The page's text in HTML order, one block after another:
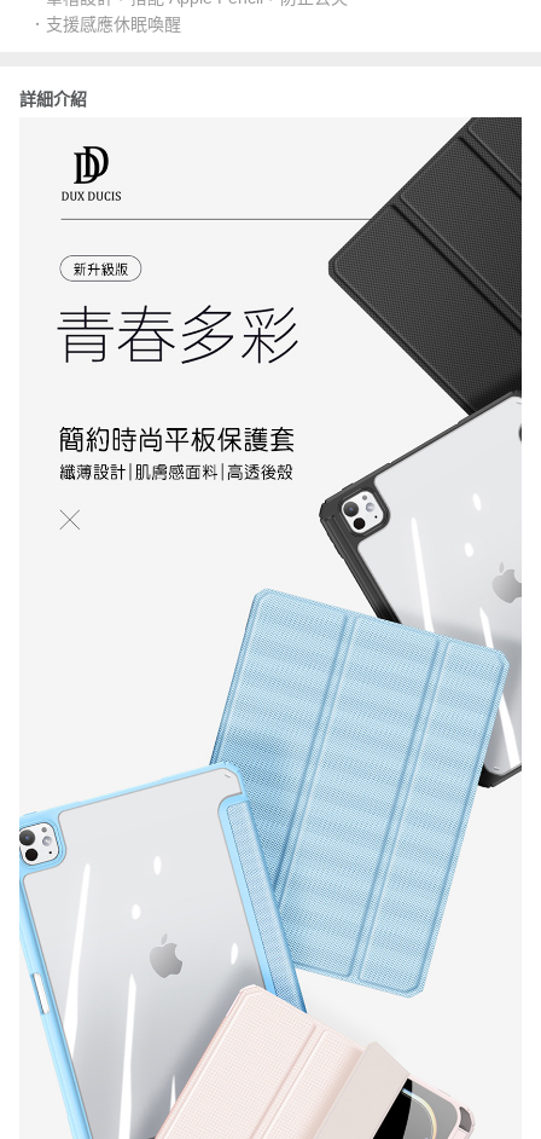
．支援感應休眠喚醒
詳細介紹